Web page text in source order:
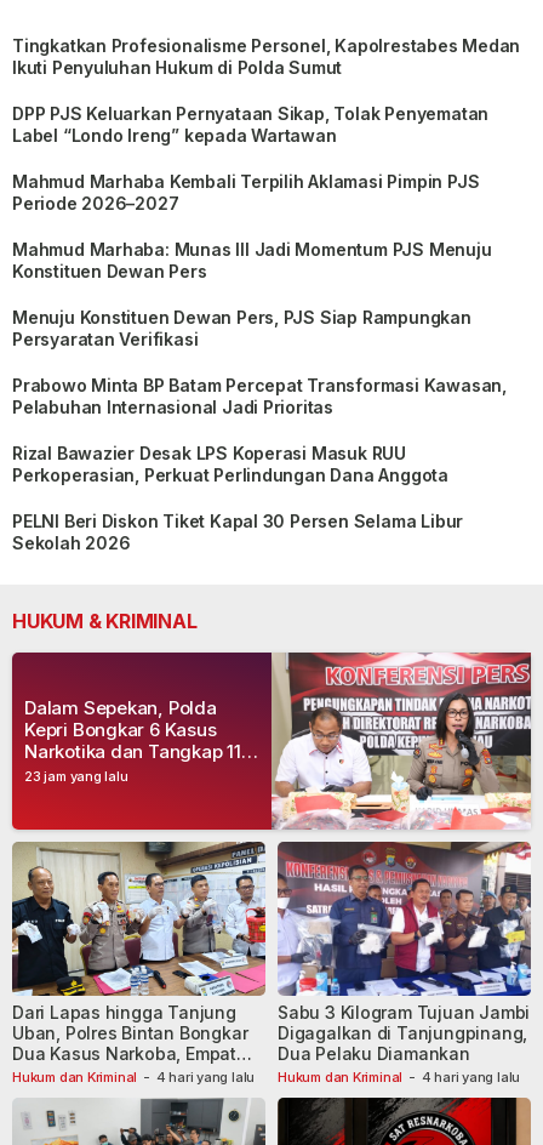
Tingkatkan Profesionalisme Personel, Kapolrestabes Medan
Ikuti Penyuluhan Hukum di Polda Sumut
DPP PJS Keluarkan Pernyataan Sikap, Tolak Penyematan
Label “Londo Ireng” kepada Wartawan
Mahmud Marhaba Kembali Terpilih Aklamasi Pimpin PJS
Periode 2026–2027
Mahmud Marhaba: Munas III Jadi Momentum PJS Menuju
Konstituen Dewan Pers
Menuju Konstituen Dewan Pers, PJS Siap Rampungkan
Persyaratan Verifikasi
Prabowo Minta BP Batam Percepat Transformasi Kawasan,
Pelabuhan Internasional Jadi Prioritas
Rizal Bawazier Desak LPS Koperasi Masuk RUU
Perkoperasian, Perkuat Perlindungan Dana Anggota
PELNI Beri Diskon Tiket Kapal 30 Persen Selama Libur
Sekolah 2026
HUKUM & KRIMINAL
23 jam yang lalu
Dalam Sepekan, Polda
Kepri Bongkar 6 Kasus
Narkotika dan Tangkap 11
Tersangka
Hukum dan Kriminal - 4 hari yang lalu
Dari Lapas hingga Tanjung
Uban, Polres Bintan Bongkar
Dua Kasus Narkoba, Empat
Tersangka Dibekuk
Hukum dan Kriminal - 4 hari yang lalu
Sabu 3 Kilogram Tujuan Jambi
Digagalkan di Tanjungpinang,
Dua Pelaku Diamankan